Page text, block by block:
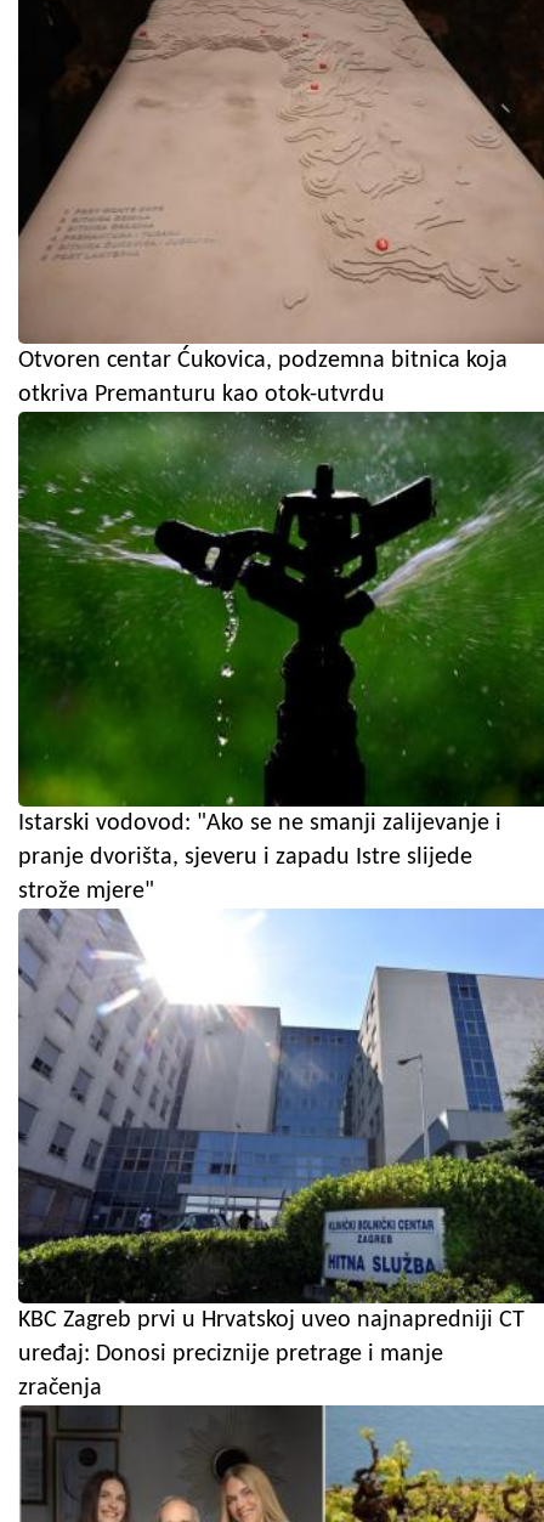
Otvoren centar Ćukovica, podzemna bitnica koja
otkriva Premanturu kao otok-utvrdu
Istarski vodovod: "Ako se ne smanji zalijevanje i
pranje dvorišta, sjeveru i zapadu Istre slijede
strože mjere"
KBC Zagreb prvi u Hrvatskoj uveo najnapredniji CT
uređaj: Donosi preciznije pretrage i manje
zračenja